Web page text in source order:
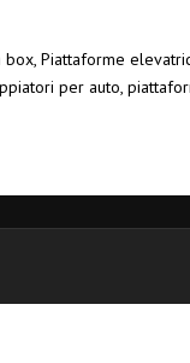
Piattaforme
per auto,